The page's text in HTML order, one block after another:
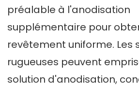
préalable à l'anodisation
supplémentaire pour
revêtement uniforme. Les
rugueuses peuvent
solution d'anodisation,